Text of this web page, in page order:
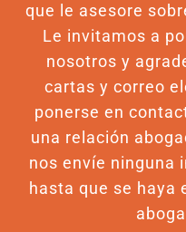
que le asesore
Le invitamos a
nosotros y
cartas y correo
ponerse en
una relación
nos envíe ninguna
hasta que se haya